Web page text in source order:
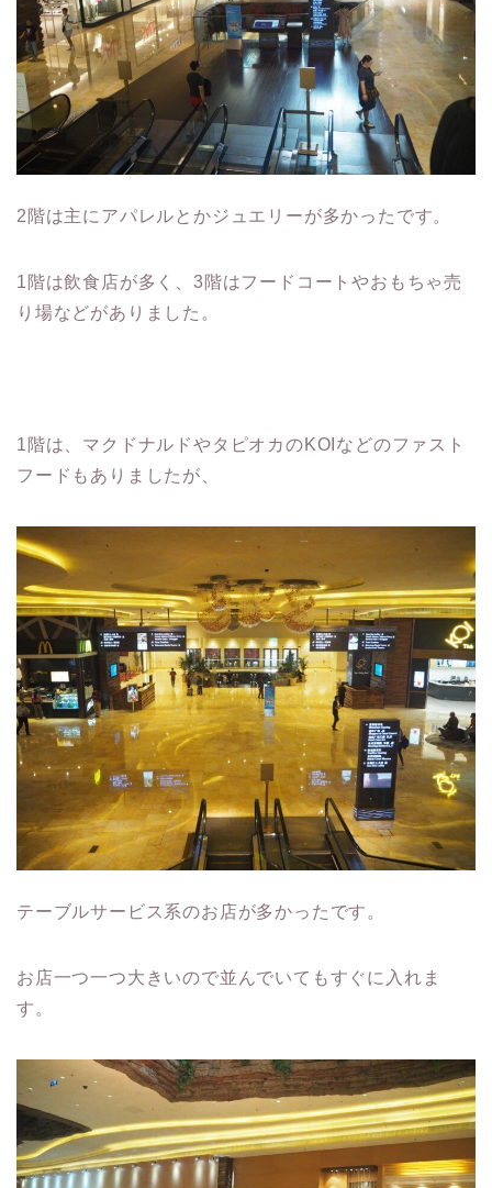
2階は主にアパレルとかジュエリーが多かったです。
1階は飲食店が多く、3階はフードコートやおもちゃ売
り場などがありました。
1階は、マクドナルドやタピオカのKOIなどのファスト
フードもありましたが、
テーブルサービス系のお店が多かったです。
お店一つ一つ大きいので並んでいてもすぐに入れま
す。